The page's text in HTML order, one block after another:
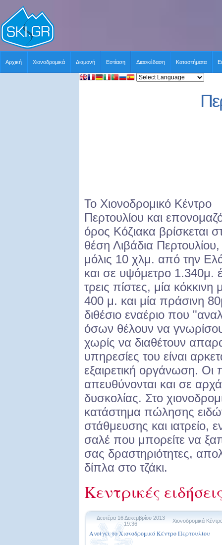
Αρχική Χιονοδρομικά Διαμονή Εστίαση Διασκέδαση Καταστήματα
Το Χιονοδρομικό Κέντρο
Περτουλίου και
όρος Κόζιακα βρίσκεται
θέση Λιβάδια Περτουλίου,
μόλις 10 χλμ. από την
και σε υψόμετρο 1.340μ.
τρεις πίστες, μία
400 μ. και μία πράσινη
διθέσιο εναέριο που
όσων θέλουν να
χωρίς να διαθέτουν
υπηρεσίες του είναι
εξαιρετική οργάνωση. Οι
απευθύνονται και σε
δυσκολίας. Στο
κατάστημα πώλησης
στάθμευσης και ιατρείο,
σαλέ που μπορείτε να
σας δραστηριότητες,
δίπλα στο τζάκι.
Κεντρικές
Δευτέρα 16 Δεκεμβρίου 2013
19:36
Χιονοδρομικά
Ανοίγει το Χιονοδρομικό Κέντρο Περτουλίου